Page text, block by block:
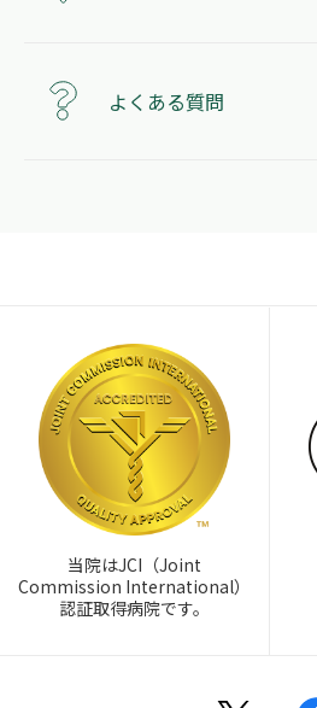
よくある質問
当院はJCI（Joint
Commission International）
認証取得病院です。